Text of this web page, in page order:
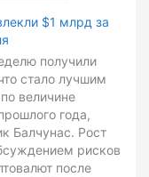
$1 млрд за
получили
стало лучшим
величине
года,
Балчунас. Рост
рисков
после